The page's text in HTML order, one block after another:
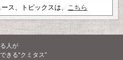
ス、トピックスは、 こちら
人が
きる“クミタス”